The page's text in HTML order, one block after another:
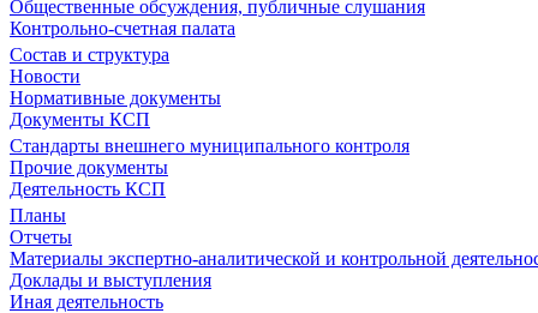
Общественные обсуждения, публичные слушания
Контрольно-счетная палата
Состав и структура
Новости
Нормативные документы
Документы КСП
Стандарты внешнего муниципального контроля
Прочие документы
Деятельность КСП
Планы
Отчеты
Материалы экспертно-аналитической и контрольной
Доклады и выступления
Иная деятельность